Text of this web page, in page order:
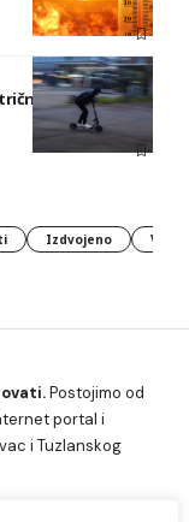
romobila u
Izdvojeno
Postojimo od
portal i
i Tuzlanskog